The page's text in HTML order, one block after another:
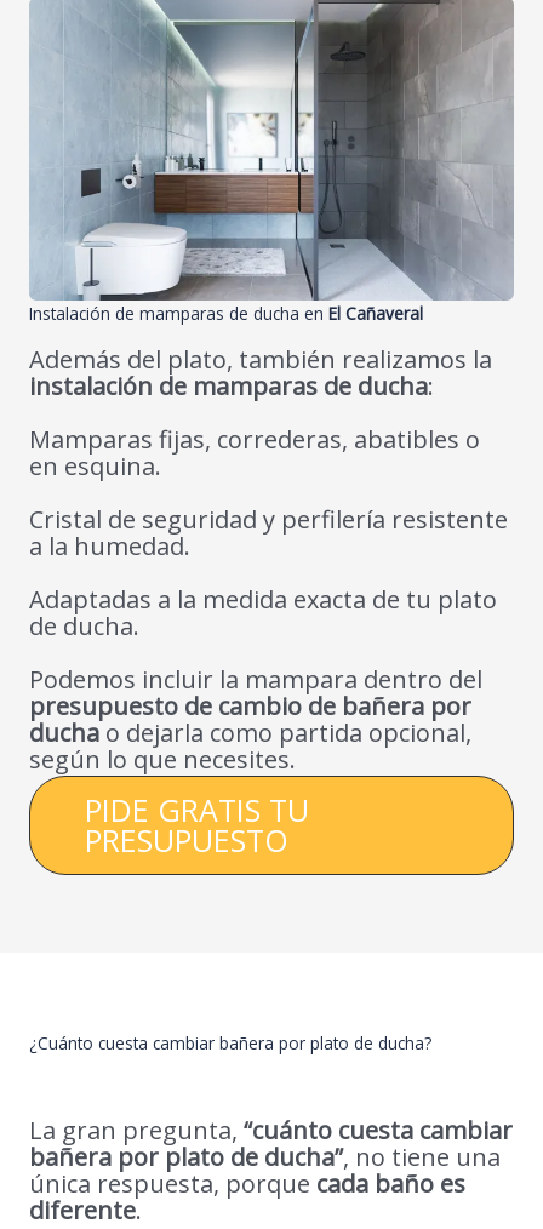
Instalación de mamparas de ducha en El Cañaveral
Además del plato, también realizamos la
instalación de mamparas de ducha:
Mamparas fijas, correderas, abatibles o
en esquina.
Cristal de seguridad y perfilería resistente
a la humedad.
Adaptadas a la medida exacta de tu plato
de ducha.
Podemos incluir la mampara dentro del
presupuesto de cambio de bañera por
ducha o dejarla como partida opcional,
según lo que necesites.
PIDE GRATIS TU
PRESUPUESTO
¿Cuánto cuesta cambiar bañera por plato de ducha?
La gran pregunta, “cuánto cuesta cambiar
bañera por plato de ducha”, no tiene una
única respuesta, porque cada baño es
diferente.